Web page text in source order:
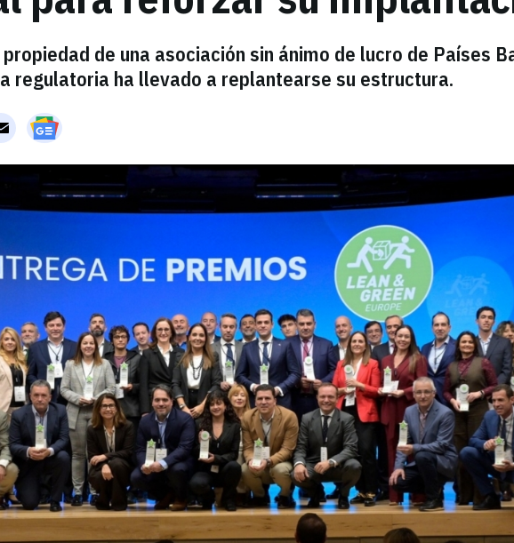
de una asociación sin ánimo de lucro de Países
regulatoria ha llevado a replantearse su estructura.
Email